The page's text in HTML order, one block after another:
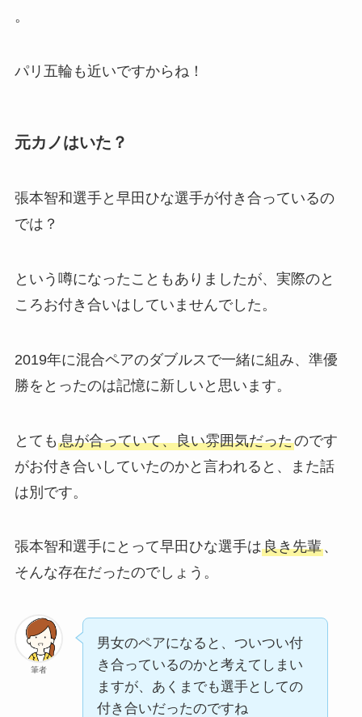
。
パリ五輪も近いですからね！
元カノはいた？
張本智和選手と早田ひな選手が付き合っているの
では？
という噂になったこともありましたが、実際のと
ころお付き合いはしていませんでした。
2019年に混合ペアのダブルスで一緒に組み、準優
勝をとったのは記憶に新しいと思います。
とても 息が合っていて、良い雰囲気だったのです
がお付き合いしていたのかと言われると、また話
は別です。
張本智和選手にとって早田ひな選手は良き先輩、
そんな存在だったのでしょう。
筆者
男女のペアになると、ついつい付
き合っているのかと考えてしまい
ますが、あくまでも選手としての
付き合いだったのですね